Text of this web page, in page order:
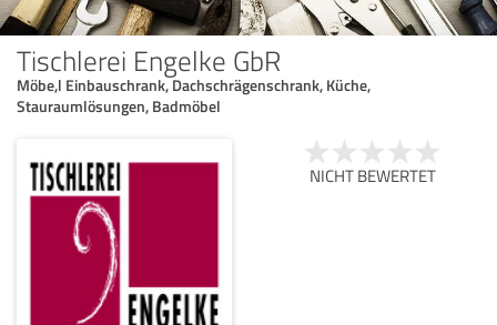
Tischlerei Engelke GbR
Möbe,l Einbauschrank, Dachschrägenschrank, Küche,
Stauraumlösungen, Badmöbel
NICHT BEWERTET